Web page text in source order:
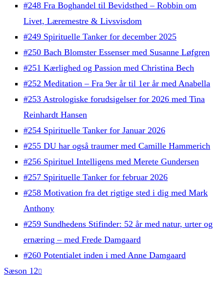
#248 Fra Boghandel til Bevidsthed – Robbin om
Livet, Læremestre & Livsvisdom
#249 Spirituelle Tanker for december 2025
#250 Bach Blomster Essenser med Susanne Løfgren
#251 Kærlighed og Passion med Christina Bech
#252 Meditation – Fra 9er år til 1er år med Anabella
#253 Astrologiske forudsigelser for 2026 med Tina
Reinhardt Hansen
#254 Spirituelle Tanker for Januar 2026
#255 DU har også traumer med Camille Hammerich
#256 Spirituel Intelligens med Merete Gundersen
#257 Spirituelle Tanker for februar 2026
#258 Motivation fra det rigtige sted i dig med Mark
Anthony
#259 Sundhedens Stifinder: 52 år med natur, urter og
ernæring – med Frede Damgaard
#260 Potentialet inden i med Anne Damgaard
Sæson 12